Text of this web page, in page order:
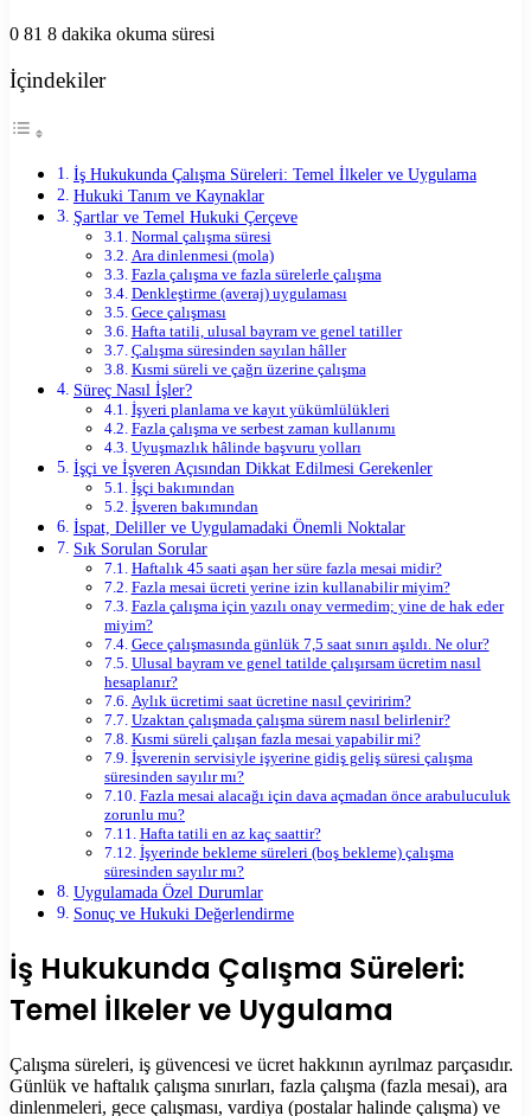
0 81 8 dakika okuma süresi
İçindekiler
İş Hukukunda Çalışma Süreleri: Temel İlkeler ve Uygulama
Hukuki Tanım ve Kaynaklar
Şartlar ve Temel Hukuki Çerçeve
Normal çalışma süresi
Ara dinlenmesi (mola)
Fazla çalışma ve fazla sürelerle çalışma
Denkleştirme (averaj) uygulaması
Gece çalışması
Hafta tatili, ulusal bayram ve genel tatiller
Çalışma süresinden sayılan hâller
Kısmi süreli ve çağrı üzerine çalışma
Süreç Nasıl İşler?
İşyeri planlama ve kayıt yükümlülükleri
Fazla çalışma ve serbest zaman kullanımı
Uyuşmazlık hâlinde başvuru yolları
İşçi ve İşveren Açısından Dikkat Edilmesi Gerekenler
İşçi bakımından
İşveren bakımından
İspat, Deliller ve Uygulamadaki Önemli Noktalar
Sık Sorulan Sorular
Haftalık 45 saati aşan her süre fazla mesai midir?
Fazla mesai ücreti yerine izin kullanabilir miyim?
Fazla çalışma için yazılı onay vermedim; yine de hak eder
miyim?
Gece çalışmasında günlük 7,5 saat sınırı aşıldı. Ne olur?
Ulusal bayram ve genel tatilde çalışırsam ücretim nasıl
hesaplanır?
Aylık ücretimi saat ücretine nasıl çeviririm?
Uzaktan çalışmada çalışma sürem nasıl belirlenir?
Kısmi süreli çalışan fazla mesai yapabilir mi?
İşverenin servisiyle işyerine gidiş geliş süresi çalışma
süresinden sayılır mı?
Fazla mesai alacağı için dava açmadan önce arabuluculuk
zorunlu mu?
Hafta tatili en az kaç saattir?
İşyerinde bekleme süreleri (boş bekleme) çalışma
süresinden sayılır mı?
Uygulamada Özel Durumlar
Sonuç ve Hukuki Değerlendirme
İş Hukukunda Çalışma Süreleri:
Temel İlkeler ve Uygulama
Çalışma süreleri, iş güvencesi ve ücret hakkının ayrılmaz parçasıdır.
Günlük ve haftalık çalışma sınırları, fazla çalışma (fazla mesai), ara
dinlenmeleri, gece çalışması, vardiya (postalar halinde çalışma) ve